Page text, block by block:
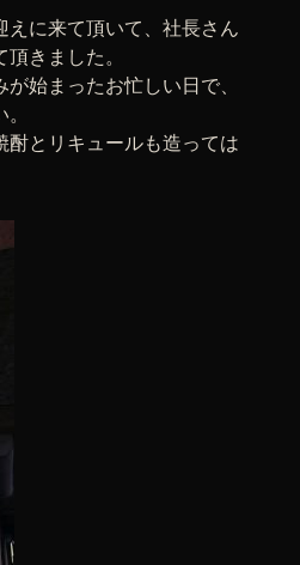
えに来て頂いて、社長さん
きました。
始まったお忙しい日で、
酎とリキュールも造っては